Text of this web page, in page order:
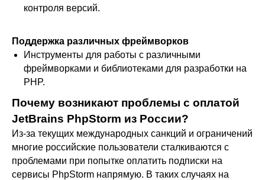
контроля версий.
Поддержка различных фреймворков
Инструменты для работы с различными
фреймворками и библиотеками для разработки на
PHP.
Почему возникают проблемы с оплатой
JetBrains PhpStorm из России?
Из-за текущих международных санкций и ограничений
многие российские пользователи сталкиваются с
проблемами при попытке оплатить подписки на
сервисы PhpStorm напрямую. В таких случаях на